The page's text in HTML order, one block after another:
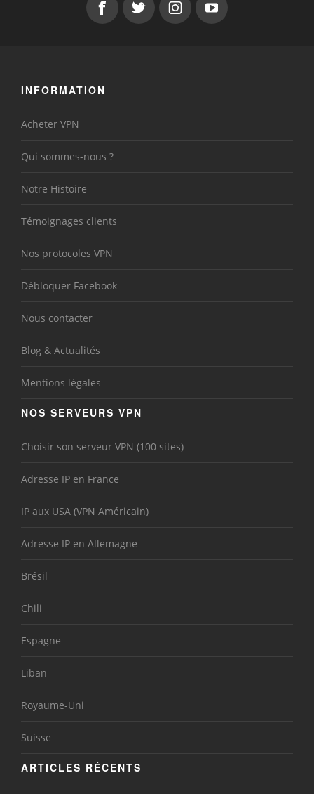
INFORMATION
Acheter VPN
Qui sommes-nous ?
Notre Histoire
Témoignages clients
Nos protocoles VPN
Débloquer Facebook
Nous contacter
Blog & Actualités
Mentions légales
NOS SERVEURS VPN
Choisir son serveur VPN (100 sites)
Adresse IP en France
IP aux USA (VPN Américain)
Adresse IP en Allemagne
Brésil
Chili
Espagne
Liban
Royaume-Uni
Suisse
ARTICLES RÉCENTS